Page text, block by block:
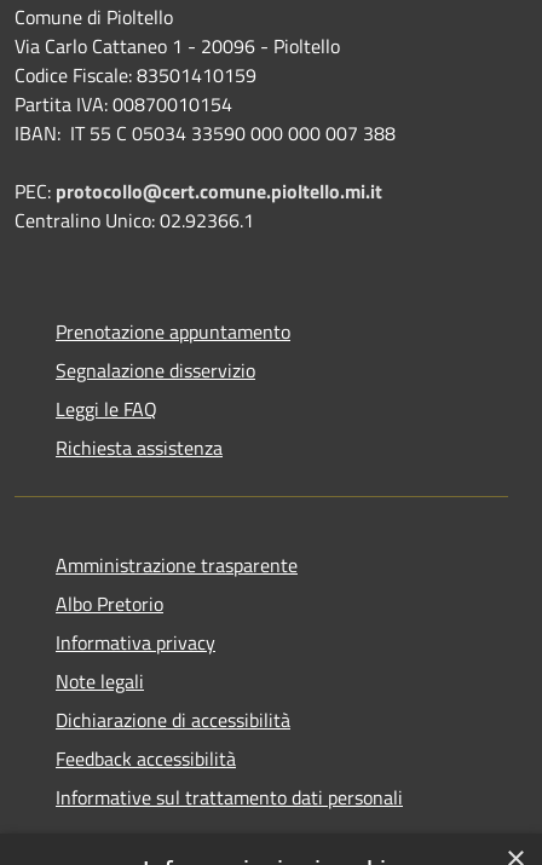
Comune di Pioltello
Via Carlo Cattaneo 1 - 20096 - Pioltello
Codice Fiscale: 83501410159
Partita IVA: 00870010154
IBAN: IT 55 C 05034 33590 000 000 007 388
PEC: protocollo@cert.comune.pioltello.mi.it
Centralino Unico: 02.92366.1
Prenotazione appuntamento
Segnalazione disservizio
Leggi le FAQ
Richiesta assistenza
Amministrazione trasparente
Albo Pretorio
Informativa privacy
Note legali
Dichiarazione di accessibilità
Feedback accessibilità
Informative sul trattamento dati personali